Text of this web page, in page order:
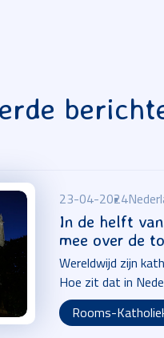
23-04-2024
In de helft
mee over de
Wereldwijd zijn
Hoe zit dat in
Rooms-